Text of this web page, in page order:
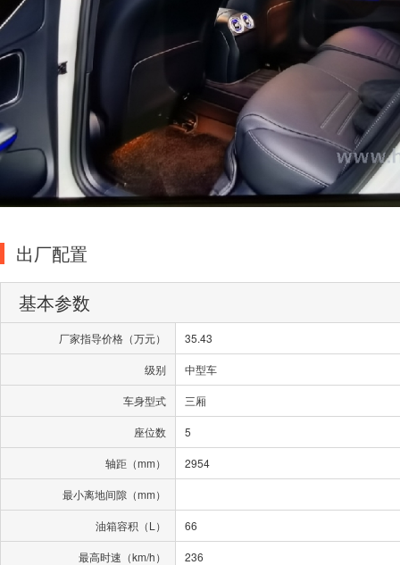
出厂配置
基本参数
厂家指导价格（万元） 35.43
级别 中型车
车身型式 三厢
座位数 5
轴距（mm） 2954
最小离地间隙（mm）
油箱容积（L） 66
最高时速（km/h） 236